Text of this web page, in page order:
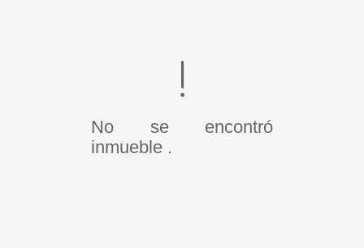
No se encontró
inmueble .